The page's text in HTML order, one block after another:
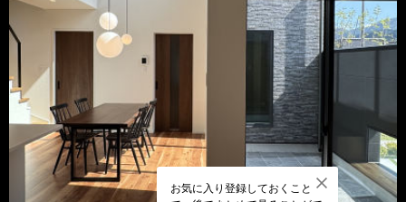
お気に入り登録しておくこと